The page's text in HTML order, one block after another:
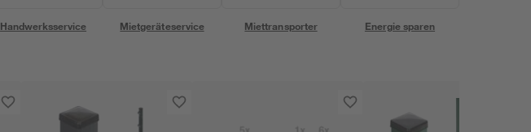
Handwerksservice Mietgeräteservice Miettransporter Energie sparen